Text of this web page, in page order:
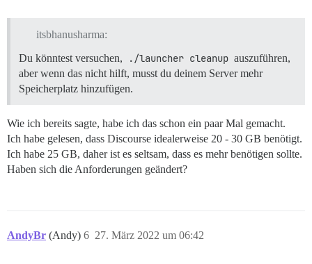
itsbhanusharma:
Du könntest versuchen,
./launcher cleanup auszuführen,
aber wenn das nicht hilft, musst du deinem Server mehr
Speicherplatz hinzufügen.
Wie ich bereits sagte, habe ich das schon ein paar Mal gemacht.
Ich habe gelesen, dass Discourse idealerweise 20 - 30 GB benötigt.
Ich habe 25 GB, daher ist es seltsam, dass es mehr benötigen sollte.
Haben sich die Anforderungen geändert?
AndyBr (Andy) 27. März 2022 um 06:42
6